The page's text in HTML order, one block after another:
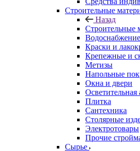
Строительные
Назад
Строительные
Водоснабжение
Краски и
Крепежные и
Метизы
Напольные
Окна и двери
Осветительная
Плитка
Сантехника
Столярные
Электротовары
Прочие
Сырье